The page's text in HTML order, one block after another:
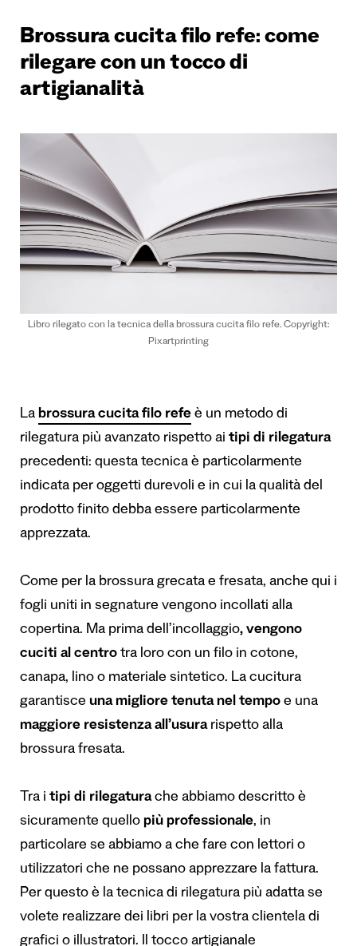
Brossura cucita filo refe: come
rilegare con un tocco di
artigianalità
Libro rilegato con la tecnica della brossura cucita filo refe. Copyright:
Pixartprinting
La brossura cucita filo refe è un metodo di
rilegatura più avanzato rispetto ai tipi di rilegatura
precedenti: questa tecnica è particolarmente
indicata per oggetti durevoli e in cui la qualità del
prodotto finito debba essere particolarmente
apprezzata.
Come per la brossura grecata e fresata, anche qui i
fogli uniti in segnature vengono incollati alla
copertina. Ma prima dell’incollaggio, vengono
cuciti al centro tra loro con un filo in cotone,
canapa, lino o materiale sintetico. La cucitura
garantisce una migliore tenuta nel tempo e una
maggiore resistenza all’usurarispetto alla
brossura fresata.
Tra i tipi di rilegaturache abbiamo descritto è
sicuramente quello più professionale, in
particolare se abbiamo a che fare con lettori o
utilizzatori che ne possano apprezzare la fattura.
Per questo è la tecnica di rilegatura più adatta se
volete realizzare dei libri per la vostra clientela di
grafici o illustratori. Il tocco artigianale